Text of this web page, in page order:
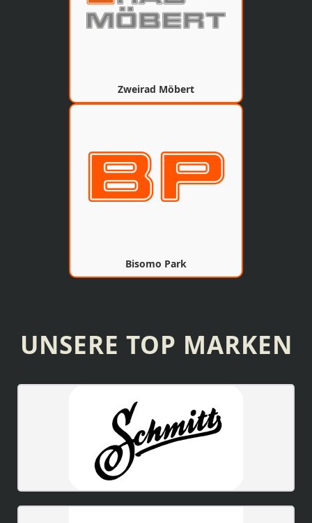
Zweirad Möbert
Bisomo Park
UNSERE TOP MARKEN